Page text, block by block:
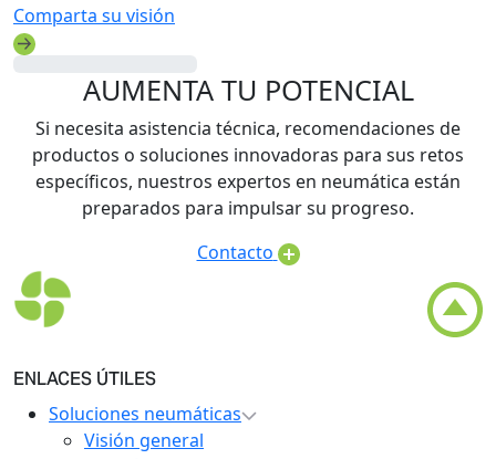
Comparta su visión
AUMENTA TU POTENCIAL
Si necesita asistencia técnica, recomendaciones de
productos o soluciones innovadoras para sus retos
específicos, nuestros expertos en neumática están
preparados para impulsar su progreso.
Contacto
ENLACES ÚTILES
Soluciones neumáticas
Visión general